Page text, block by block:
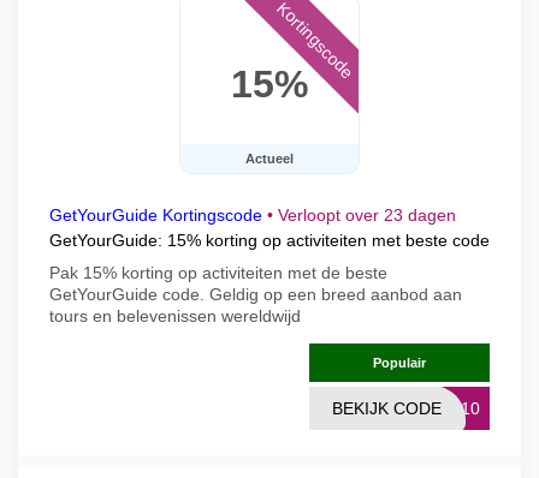
15%
Actueel
Kortingscode
GetYourGuide Kortingscode • Verloopt over 23 dagen
GetYourGuide: 15% korting op activiteiten met beste code
Pak 15% korting op activiteiten met de beste
GetYourGuide code. Geldig op een breed aanbod aan
tours en belevenissen wereldwijd
Populair
NG10
BEKIJK CODE